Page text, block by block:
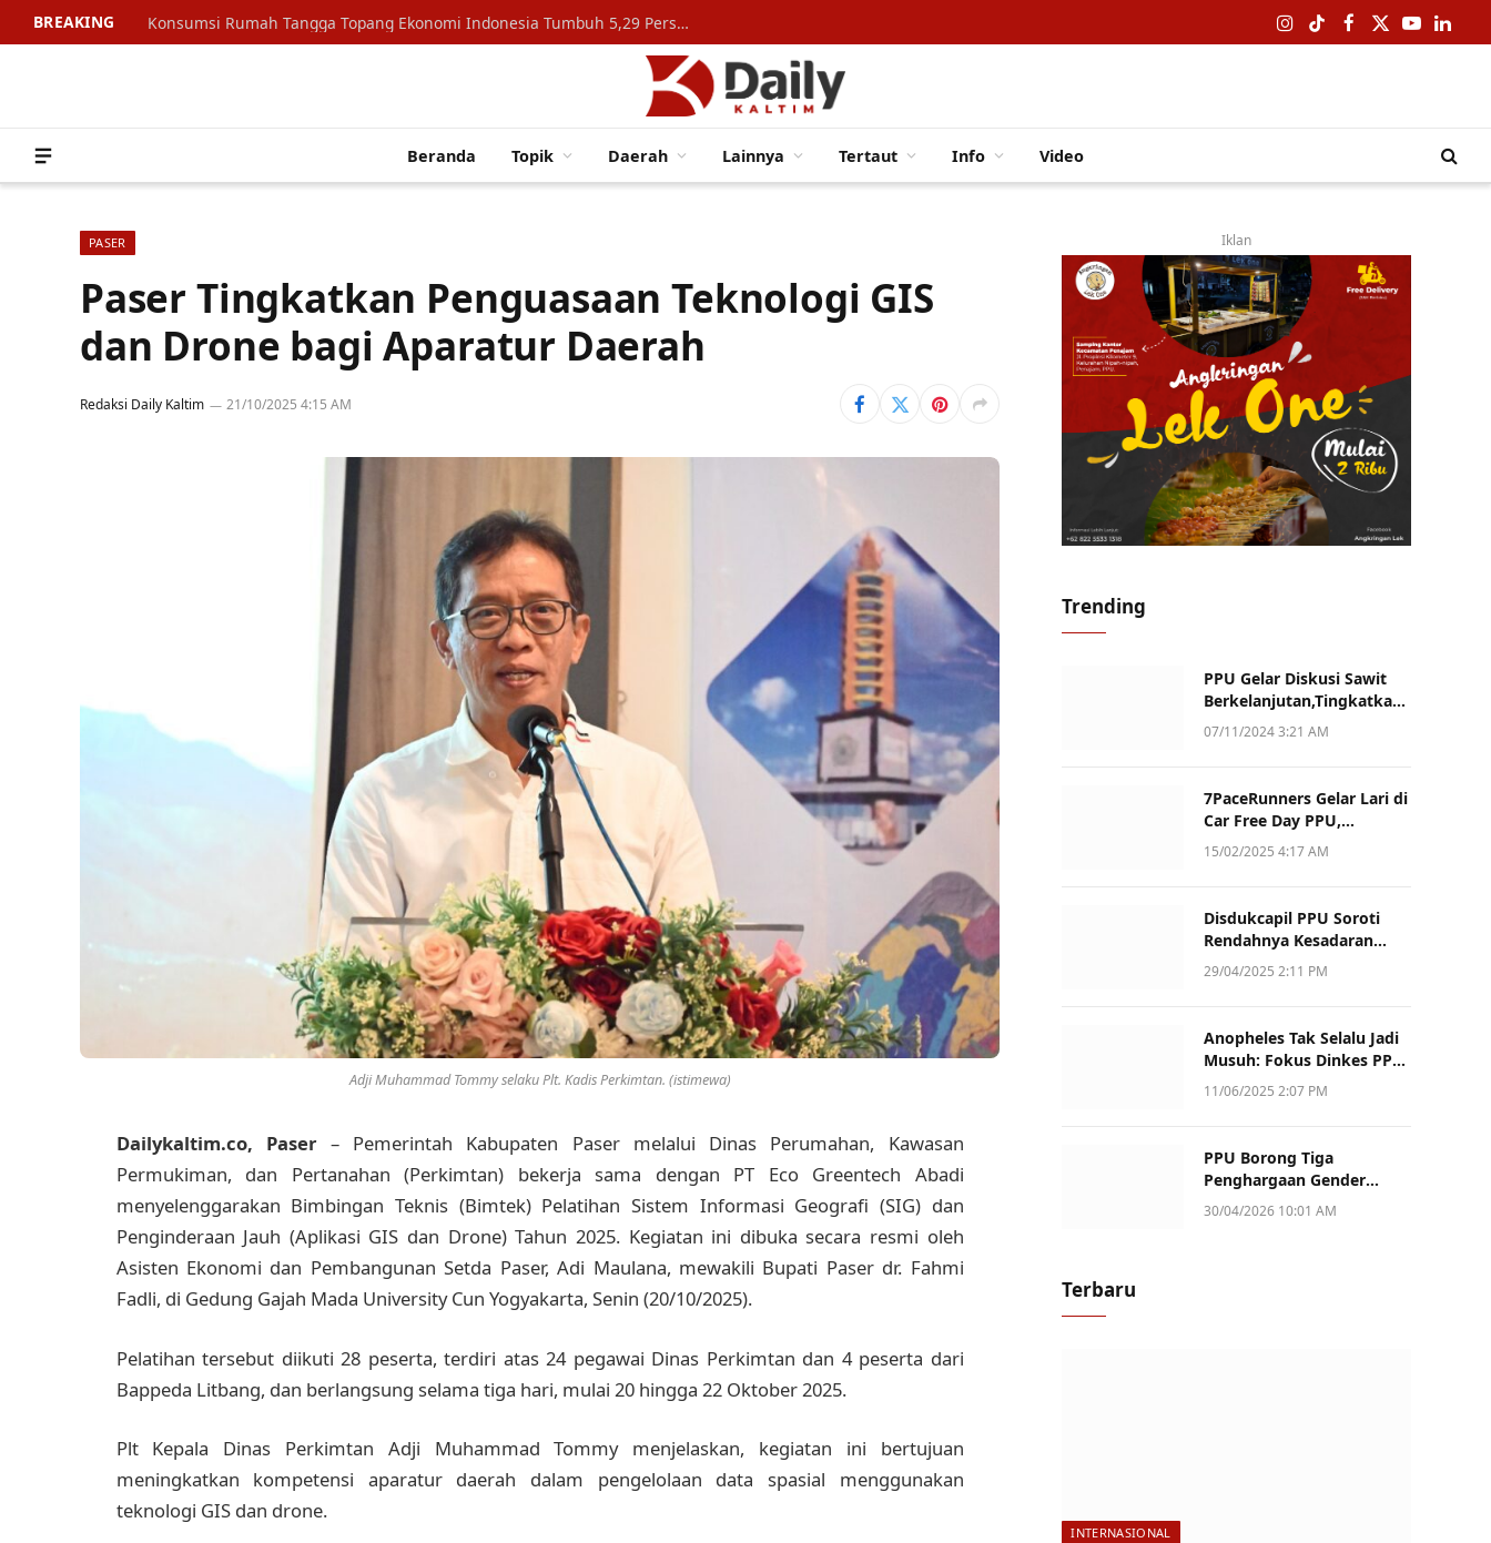
BREAKING Konsumsi Rumah Tangga Topang Ekonomi Indonesia Tumbuh 5,29 Persen Instagram
TikTokFacebook
X
YouTube
Beranda Topik Daerah Lainnya Tertaut Info Video
PASER
Paser Tingkatkan Penguasaan Teknologi GIS
dan Drone bagi Aparatur Daerah
Redaksi Daily Kaltim 21/10/2025 4:15 AM
Adji Muhammad Tommy selaku Plt. Kadis Perkimtan. (istimewa)
Dailykaltim.co, Paser– Pemerintah Kabupaten Paser melalui Dinas Perumahan, Kawasan
Permukiman, dan Pertanahan (Perkimtan) bekerja sama dengan PT Eco Greentech Abadi
menyelenggarakan Bimbingan Teknis (Bimtek) Pelatihan Sistem Informasi Geografi (SIG) dan
Penginderaan Jauh (Aplikasi GIS dan Drone) Tahun 2025. Kegiatan ini dibuka secara resmi oleh
Asisten Ekonomi dan Pembangunan Setda Paser, Adi Maulana, mewakili Bupati Paser dr. Fahmi
Fadli, di Gedung Gajah Mada University Cun Yogyakarta, Senin (20/10/2025).
Pelatihan tersebut diikuti 28 peserta, terdiri atas 24 pegawai Dinas Perkimtan dan 4 peserta dari
Bappeda Litbang, dan berlangsung selama tiga hari, mulai 20 hingga 22 Oktober 2025.
Plt Kepala Dinas Perkimtan Adji Muhammad Tommy menjelaskan, kegiatan ini bertujuan
meningkatkan kompetensi aparatur daerah dalam pengelolaan data spasial menggunakan
teknologi GIS dan drone.
Iklan
Trending
PPU Gelar Diskusi Sawit
Berkelanjutan,Tingkatkan
Daya Saing dan Kualitas
07/11/2024 3:21 AM
7PaceRunners Gelar Lari di
Car Free Day PPU,
Kampanye Gaya Hidup
15/02/2025 4:17 AM
Disdukcapil PPU Soroti
Rendahnya Kesadaran
Warga Soal Pelaporan
29/04/2025 2:11 PM
Anopheles Tak Selalu Jadi
Musuh: Fokus Dinkes PPU
Kini ke Penularan Aktif di
11/06/2025 2:07 PM
PPU Borong Tiga
Penghargaan Gender
Champion Kaltim 2026,
30/04/2026 10:01 AM
Terbaru
INTERNASIONAL